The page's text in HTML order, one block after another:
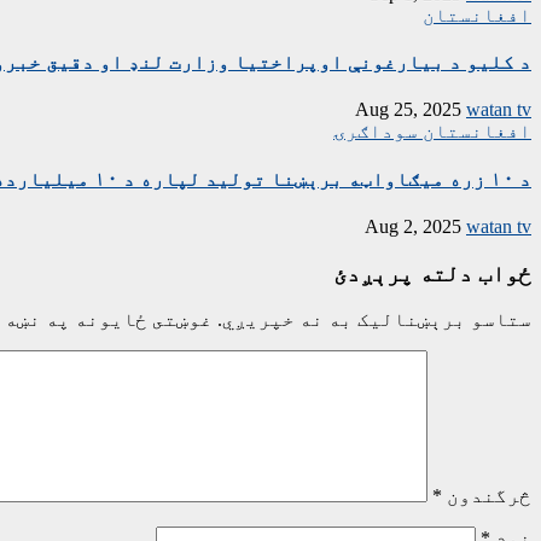
افغانستان
د کلیو د بیارغونې اوپراختیا وزارت لنډ او دقیق
Aug 25, 2025 watan tv
افغانستان سوداګرۍ
د ۱۰ زره میګاواټه برېښنا تولید لپاره د ۱۰ میلیارده ډالرو تړون لاسلیک شو
Aug 2, 2025 watan tv
ځواب دلته پرېږدئ
ستاسو برېښناليک به نه خپريږي. غوښتى ځایونه په نښه
څرگندون *